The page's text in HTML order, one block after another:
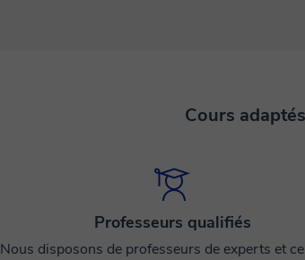
Cours
Professeurs qualifiés
Nous disposons de professeurs de experts et